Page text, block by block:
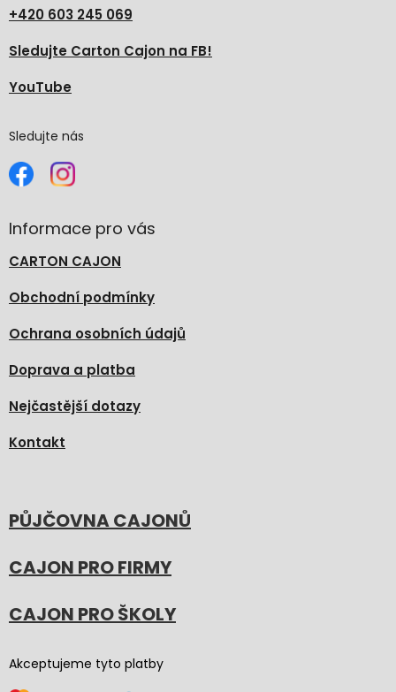
+420 603 245 069
Sledujte Carton Cajon na FB!
YouTube
Sledujte nás
Informace pro vás
CARTON CAJON
Obchodní podmínky
Ochrana osobních údajů
Doprava a platba
Nejčastější dotazy
Kontakt
PŮJČOVNA CAJONŮ
CAJON PRO FIRMY
CAJON PRO ŠKOLY
Akceptujeme tyto platby